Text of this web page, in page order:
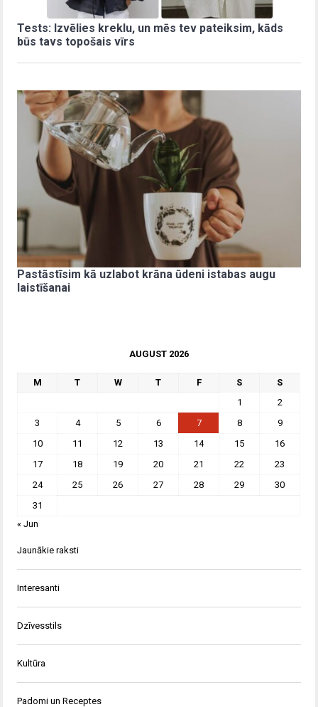
Tests: Izvēlies kreklu, un mēs tev pateiksim, kāds
būs tavs topošais vīrs
Pastāstīsim kā uzlabot krāna ūdeni istabas augu
laistīšanai
AUGUST 2026
M T W T F S
S
1
2
3
4 5 6 7 8
9
10
11 12 13 14 15
16
17
18 19 20 21 22
23
24
25 26 27 28 29
30
31
« Jun
Jaunākie raksti
Interesanti
Dzīvesstils
Kultūra
Padomi un Receptes